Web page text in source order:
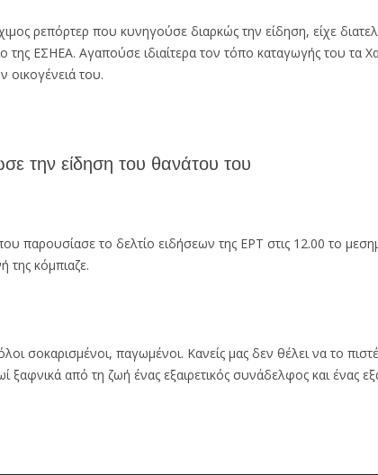
ρεπόρτερ που κυνηγούσε διαρκώς την είδηση, είχε
ΕΣΗΕΑ. Αγαπούσε ιδιαίτερα τον τόπο καταγωγής του τα
οικογένειά του.
την είδηση του θανάτου του
το δελτίο ειδήσεων της ΕΡΤ στις 12.00 το
κόμπιαζε.
σοκαρισμένοι, παγωμένοι. Κανείς μας δεν θέλει να το
από τη ζωή ένας εξαιρετικός συνάδελφος και ένας